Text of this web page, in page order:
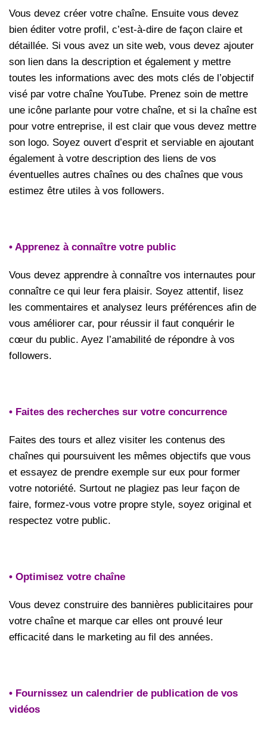
Vous devez créer votre chaîne. Ensuite vous devez
bien éditer votre profil, c’est-à-dire de façon claire et
détaillée. Si vous avez un site web, vous devez ajouter
son lien dans la description et également y mettre
toutes les informations avec des mots clés de l’objectif
visé par votre chaîne YouTube. Prenez soin de mettre
une icône parlante pour votre chaîne, et si la chaîne est
pour votre entreprise, il est clair que vous devez mettre
son logo. Soyez ouvert d’esprit et serviable en ajoutant
également à votre description des liens de vos
éventuelles autres chaînes ou des chaînes que vous
estimez être utiles à vos followers.
• Apprenez à connaître votre public
Vous devez apprendre à connaître vos internautes pour
connaître ce qui leur fera plaisir. Soyez attentif, lisez
les commentaires et analysez leurs préférences afin de
vous améliorer car, pour réussir il faut conquérir le
cœur du public. Ayez l’amabilité de répondre à vos
followers.
• Faites des recherches sur votre concurrence
Faites des tours et allez visiter les contenus des
chaînes qui poursuivent les mêmes objectifs que vous
et essayez de prendre exemple sur eux pour former
votre notoriété. Surtout ne plagiez pas leur façon de
faire, formez-vous votre propre style, soyez original et
respectez votre public.
• Optimisez votre chaîne
Vous devez construire des bannières publicitaires pour
votre chaîne et marque car elles ont prouvé leur
efficacité dans le marketing au fil des années.
• Fournissez un calendrier de publication de vos
vidéos